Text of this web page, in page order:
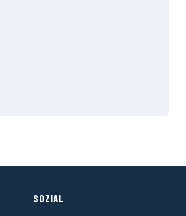
SOZIAL